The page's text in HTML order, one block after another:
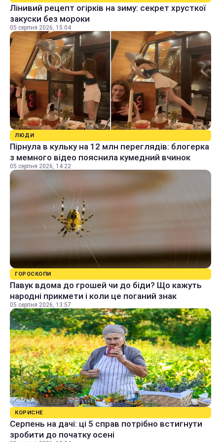
Лінивий рецепт огірків на зиму: секрет хрусткої
закуски без мороки
05 серпня 2026, 15:04
ЛЮДИ
Пірнула в кульку на 12 млн переглядів: блогерка
з мемного відео пояснила кумедний вчинок
05 серпня 2026, 14:22
ГОРОСКОПИ
Павук вдома до грошей чи до біди? Що кажуть
народні прикмети і коли це поганий знак
05 серпня 2026, 13:57
КОРИСНЕ
Серпень на дачі: ці 5 справ потрібно встигнути
зробити до початку осені